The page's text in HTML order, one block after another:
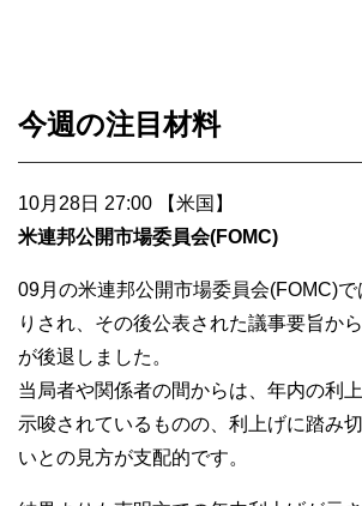
今週の注目材料
10月28日 27:00 【米国】
米連邦公開市場委員会(FOMC)
09月の米連邦公開市場委員会(FOMC)
りされ、その後公表された議事要旨か
が後退しました。
当局者や関係者の間からは、年内の利
示唆されているものの、利上げに踏み
いとの見方が支配的です。